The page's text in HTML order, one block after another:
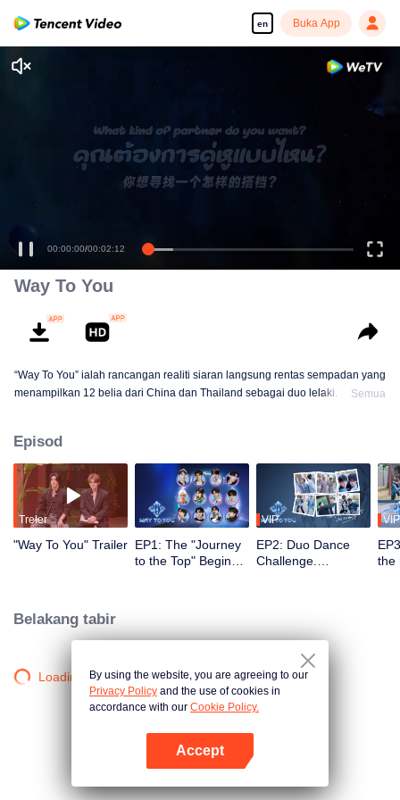
en Buka App
Enjoy smooth and HD episodes
00:00:00/00:02:12
Way To You
“Way To You” ialah rancangan realiti siaran langsung rentas sempadan yang
menampilkan 12 belia dari China dan Thailand sebagai duo lelaki. Selama
yang paling popular dengan kimia terkuat akan membuat debut di pentas
global.
Semua
Episod
Treler
"Way To You" Trailer EP1: The "Journey
to the Top" Begins -
VIP
EP2: Duo Dance
Challenge.
VIP
the
Belakang tabir
Loading…By using the website, you are agreeing to our
Privacy Policy and the use of cookies in
accordance with our Cookie Policy.
Accept